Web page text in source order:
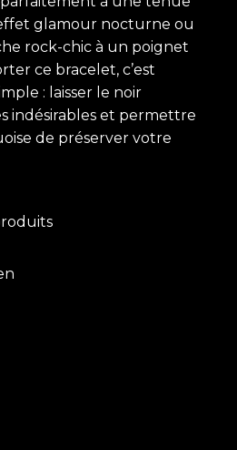
glamour nocturne ou
rock-chic à un poignet
ce bracelet, c’est
: laisser le noir
indésirables et permettre
de préserver votre